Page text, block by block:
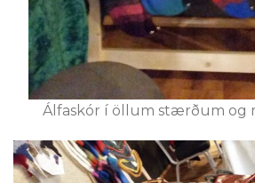
Álfaskór í öllum stærðum og